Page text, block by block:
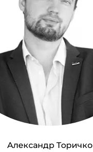
Александр Торичко